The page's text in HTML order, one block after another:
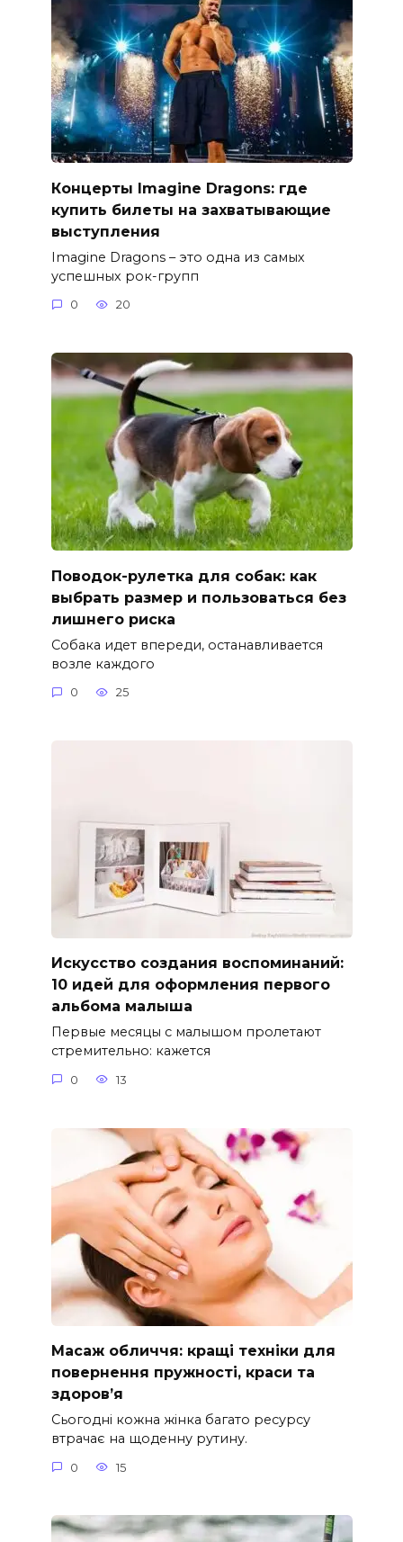
Концерты Imagine Dragons: где
купить билеты на захватывающие
выступления
Imagine Dragons – это одна из самых
успешных рок-групп
0 20
Поводок-рулетка для собак: как
выбрать размер и пользоваться без
лишнего риска
Собака идет впереди, останавливается
возле каждого
0 25
Искусство создания воспоминаний:
10 идей для оформления первого
альбома малыша
Первые месяцы с малышом пролетают
стремительно: кажется
0 13
Масаж обличчя: кращі техніки для
повернення пружності, краси та
здоров’я
Сьогодні кожна жінка багато ресурсу
втрачає на щоденну рутину.
0 15